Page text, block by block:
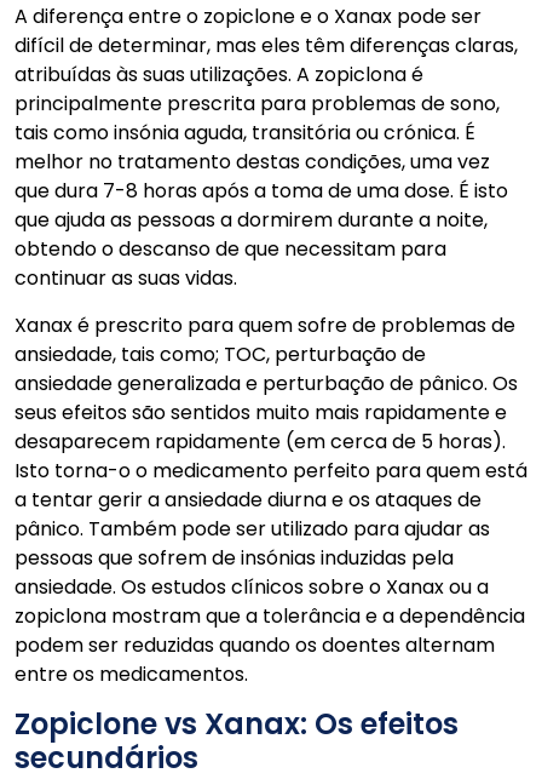
A diferença entre o zopiclone e o Xanax pode ser
difícil de determinar, mas eles têm diferenças claras,
atribuídas às suas utilizações. A zopiclona é
principalmente prescrita para problemas de sono,
tais como insónia aguda, transitória ou crónica. É
melhor no tratamento destas condições, uma vez
que dura 7-8 horas após a toma de uma dose. É isto
que ajuda as pessoas a dormirem durante a noite,
obtendo o descanso de que necessitam para
continuar as suas vidas.
Xanax é prescrito para quem sofre de problemas de
ansiedade, tais como; TOC, perturbação de
ansiedade generalizada e perturbação de pânico. Os
seus efeitos são sentidos muito mais rapidamente e
desaparecem rapidamente (em cerca de 5 horas).
Isto torna-o o medicamento perfeito para quem está
a tentar gerir a ansiedade diurna e os ataques de
pânico. Também pode ser utilizado para ajudar as
pessoas que sofrem de insónias induzidas pela
ansiedade. Os estudos clínicos sobre o Xanax ou a
zopiclona mostram que a tolerância e a dependência
podem ser reduzidas quando os doentes alternam
entre os medicamentos.
Zopiclone vs Xanax: Os efeitos
secundários